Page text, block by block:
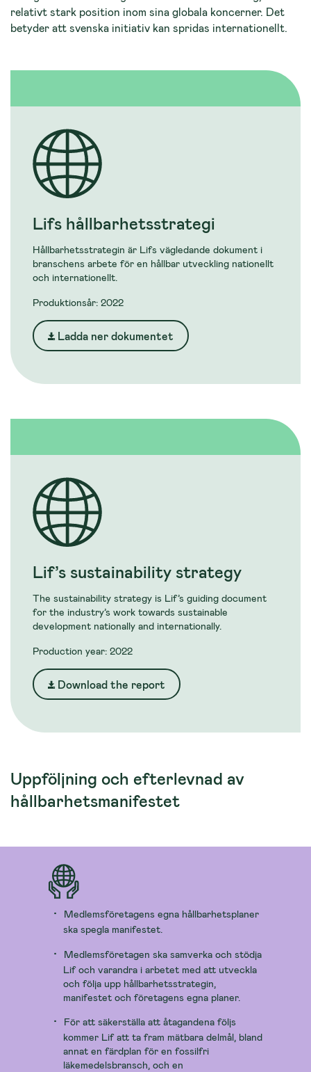
relativt stark position inom sina globala koncerner. Det
betyder att svenska initiativ kan spridas internationellt.
Lifs hållbarhetsstrategi
Hållbarhetsstrategin är Lifs vägledande dokument i
branschens arbete för en hållbar utveckling nationellt
och internationellt.
Produktionsår: 2022
Ladda ner dokumentet
Lif’s sustainability strategy
The sustainability strategy is Lif’s guiding document
for the industry’s work towards sustainable
development nationally and internationally.
Production year: 2022
Download the report
Uppföljning och efterlevnad av
hållbarhetsmanifestet
Medlemsföretagens egna hållbarhetsplaner
ska spegla manifestet.
Medlemsföretagen ska samverka och stödja
Lif och varandra i arbetet med att utveckla
och följa upp hållbarhetsstrategin,
manifestet och företagens egna planer.
För att säkerställa att åtagandena följs
kommer Lif att ta fram mätbara delmål, bland
annat en färdplan för en fossilfri
läkemedelsbransch, och en